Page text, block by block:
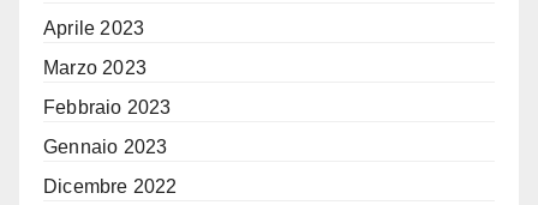
Aprile 2023
Marzo 2023
Febbraio 2023
Gennaio 2023
Dicembre 2022